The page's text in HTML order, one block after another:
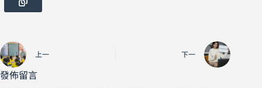
上一 下一
發佈留言